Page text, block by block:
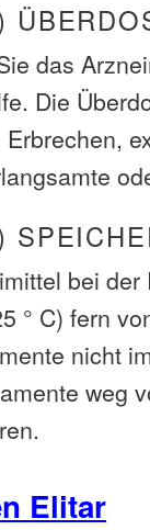
das
Die
bei
° C) fern
nicht
weg
Elitar